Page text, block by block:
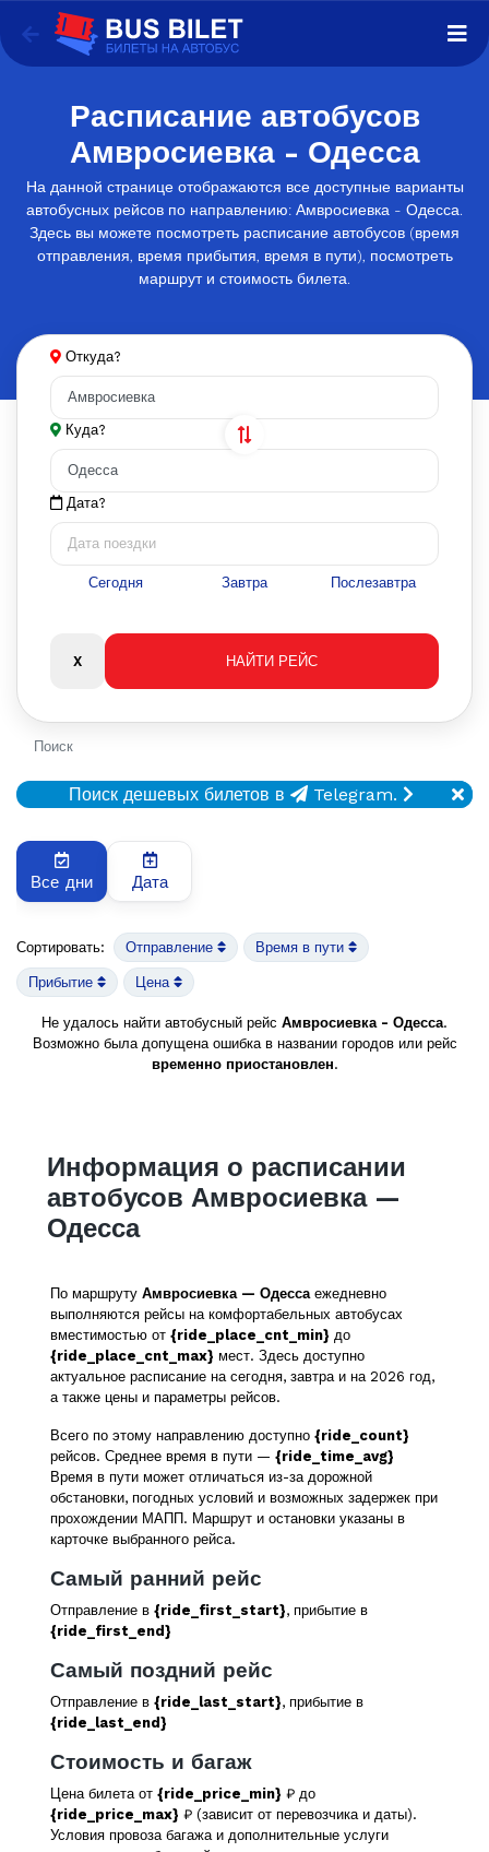
Расписание автобусов
Амвросиевка - Одесса
На данной странице отображаются все доступные варианты
автобусных рейсов по направлению: Амвросиевка - Одесса.
Здесь вы можете посмотреть расписание автобусов (время
отправления, время прибытия, время в пути), посмотреть
маршрут и стоимость билета.
Откуда?
Куда?
Дата?
Сегодня Завтра Послезавтра
Поиск
Поиск дешевых билетов в Telegram.
Все дни Дата
Сортировать: Отправление Время в пути
Прибытие Цена
Не удалось найти автобусный рейс Амвросиевка - Одесса.
Возможно была допущена ошибка в названии городов или рейс
временно приостановлен.
Информация о расписании
автобусов Амвросиевка —
Одесса
По маршруту Амвросиевка — Одессаежедневно
выполняются рейсы на комфортабельных автобусах
вместимостью от {ride_place_cnt_min} до
{ride_place_cnt_max} мест. Здесь доступно
актуальное расписание на сегодня, завтра и на 2026 год,
а также цены и параметры рейсов.
Всего по этому направлению доступно {ride_count}
рейсов. Среднее время в пути — {ride_time_avg}
Время в пути может отличаться из-за дорожной
обстановки, погодных условий и возможных задержек при
прохождении МАПП. Маршрут и остановки указаны в
карточке выбранного рейса.
Самый ранний рейс
Отправление в {ride_first_start}, прибытие в
{ride_first_end}
Самый поздний рейс
Отправление в {ride_last_start}, прибытие в
{ride_last_end}
Стоимость и багаж
Цена билета от {ride_price_min} ₽ до
{ride_price_max} ₽ (зависит от перевозчика и даты).
Условия провоза багажа и дополнительные услуги